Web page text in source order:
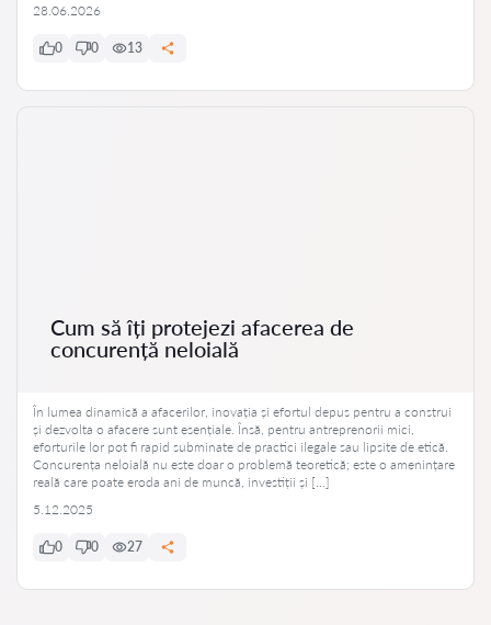
28.06.2026
0 0 13
Cum să îți protejezi afacerea de
concurență neloială
În lumea dinamică a afacerilor, inovația și efortul depus pentru a construi
și dezvolta o afacere sunt esențiale. Însă, pentru antreprenorii mici,
eforturile lor pot fi rapid subminate de practici ilegale sau lipsite de etică.
Concurența neloială nu este doar o problemă teoretică; este o amenințare
reală care poate eroda ani de muncă, investiții și […]
5.12.2025
0 0 27